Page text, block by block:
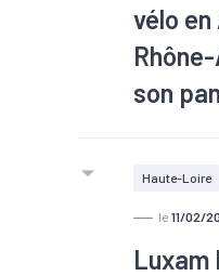
vélo
son
Haute-Loire
le 11/02/
Luxam